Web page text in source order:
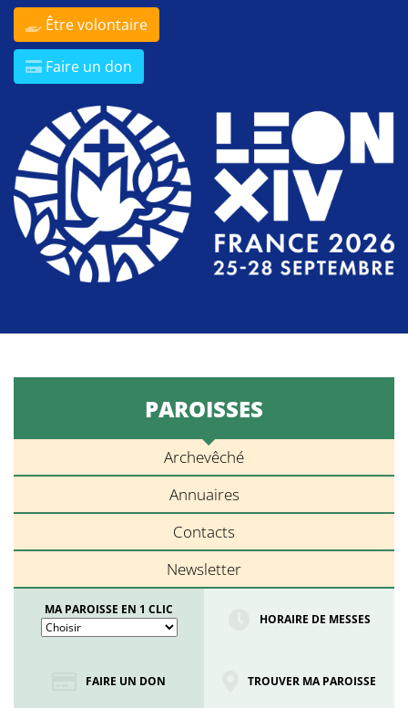
Être volontaire
Faire un don
PAROISSES
Archevêché
Annuaires
Contacts
Newsletter
MA PAROISSE EN 1 CLIC
HORAIRE DE MESSES
FAIRE UN DON TROUVER MA PAROISSE